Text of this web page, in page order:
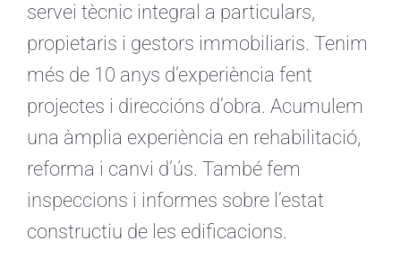
servei tècnic integral a particulars,
propietaris i gestors immobiliaris. Tenim
més de 10 anys d’experiència fent
projectes i direccións d’obra. Acumulem
una àmplia experiència en rehabilitació,
reforma i canvi d’ús. També fem
inspeccions i informes sobre l’estat
constructiu de les edificacions.